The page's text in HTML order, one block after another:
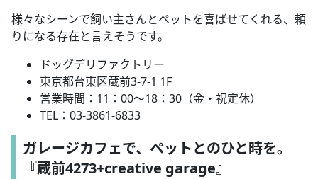
様々なシーンで飼い主さんとペットを喜ばせてくれる、頼
りになる存在と言えそうです。
ドッグデリファクトリー
東京都台東区蔵前3-7-1 1F
営業時間：11：00～18：30（金・祝定休）
TEL：03-3861-6833
ガレージカフェで、ペットとのひと時を。
『蔵前4273+creative garage』